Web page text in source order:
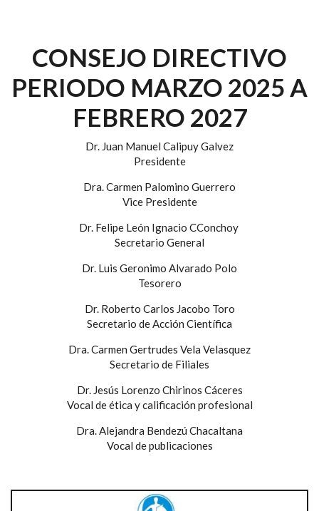
CONSEJO DIRECTIVO
PERIODO MARZO 2025 A
FEBRERO 2027
Dr. Juan Manuel Calipuy Galvez
Presidente
Dra. Carmen Palomino Guerrero
Vice Presidente
Dr. Felipe León Ignacio CConchoy
Secretario General
Dr. Luis Geronimo Alvarado Polo
Tesorero
Dr. Roberto Carlos Jacobo Toro
Secretario de Acción Científica
Dra. Carmen Gertrudes Vela Velasquez
Secretario de Filiales
Dr. Jesús Lorenzo Chirinos Cáceres
Vocal de ética y calificación profesional
Dra. Alejandra Bendezú Chacaltana
Vocal de publicaciones